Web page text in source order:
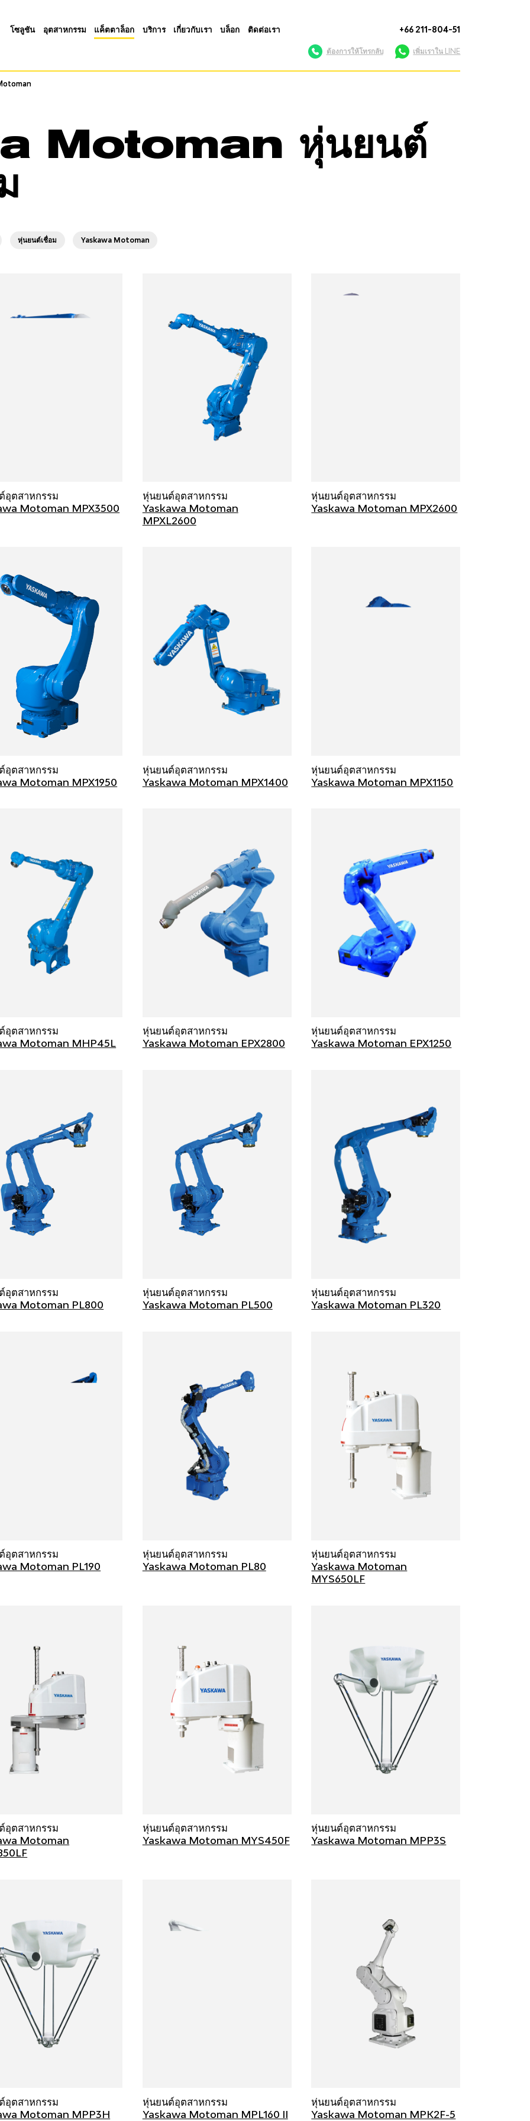
โซลูชัน อุตสาหกรรม แค็ตตาล็อก บริการ เกี่ยวกับเรา บล็อก ติดต่อเรา +66 211-804-51
ต้องการให้โทรกลับ เพิ่มเราใน LINE
Motoman หุ่นยนต์
หุ่นยนต์เชื่อม Yaskawa Motoman
อุตสาหกรรม
Motoman MPX3500
หุ่นยนต์อุตสาหกรรม
Yaskawa Motoman
MPXL2600
หุ่นยนต์อุตสาหกรรม
Yaskawa Motoman MPX2600
อุตสาหกรรม
Motoman MPX1950
หุ่นยนต์อุตสาหกรรม
Yaskawa Motoman MPX1400
หุ่นยนต์อุตสาหกรรม
Yaskawa Motoman MPX1150
อุตสาหกรรม
Motoman MHP45L
หุ่นยนต์อุตสาหกรรม
Yaskawa Motoman EPX2800
หุ่นยนต์อุตสาหกรรม
Yaskawa Motoman EPX1250
อุตสาหกรรม
Motoman PL800
หุ่นยนต์อุตสาหกรรม
Yaskawa Motoman PL500
หุ่นยนต์อุตสาหกรรม
Yaskawa Motoman PL320
อุตสาหกรรม
Motoman PL190
หุ่นยนต์อุตสาหกรรม
Yaskawa Motoman PL80
หุ่นยนต์อุตสาหกรรม
Yaskawa Motoman
MYS650LF
อุตสาหกรรม
Motoman
หุ่นยนต์อุตสาหกรรม
Yaskawa Motoman MYS450F
หุ่นยนต์อุตสาหกรรม
Yaskawa Motoman MPP3S
อุตสาหกรรม
Motoman MPP3H
หุ่นยนต์อุตสาหกรรม
Yaskawa Motoman MPL160 II
หุ่นยนต์อุตสาหกรรม
Yaskawa Motoman MPK2F-5